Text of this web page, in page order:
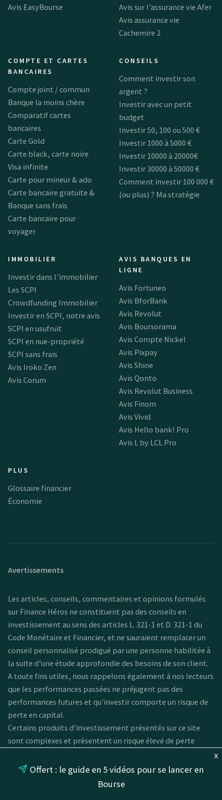
x
Offert : le guide en 5 vidéos pour se lancer en
Bourse
Avis EasyBourse
Avis sur l’assurance vie Afer
Avis assurance vie
Cachemire 2
COMPTE ET CARTES
BANCAIRES
Compte joint / commun
Banque la moins chère
Comparatif cartes
bancaires
Carte Gold
Carte black, carte noire
Visa infinite
Carte pour mineur & ado
Carte bancaire gratuite &
Banque sans frais
Carte bancaire pour
voyager
CONSEILS
Comment investir son
argent ?
Investir avec un petit
budget
Investir 50, 100 ou 500 €
Investir 1000 à 5000 €
Investir 10000 à 20000€
Investir 30000 à 50000 €
Comment investir 100 000 €
(ou plus) ? Ma stratégie
IMMOBILIER
Investir dans l’immobilier
Les SCPI
Crowdfunding Immobilier
Investir en SCPI, notre avis
SCPI en usufruit
SCPI en nue-propriété
SCPI sans frais
Avis Iroko Zen
Avis Corum
AVIS BANQUES EN
LIGNE
Avis Fortuneo
Avis BforBank
Avis Revolut
Avis Boursorama
Avis Compte Nickel
Avis Pixpay
Avis Shine
Avis Qonto
Avis Revolut Business
Avis Finom
Avis Vivid
Avis Hello bank! Pro
Avis L by LCL Pro
PLUS
Glossaire financier
Économie
Avertissements
Les articles, conseils, commentaires et opinions formulés
sur Finance Héros ne constituent pas des conseils en
investissement au sens des articles L. 321-1 et D. 321-1 du
Code Monétaire et Financier, et ne sauraient remplacer un
conseil personnalisé prodigué par une personne habilitée à
la suite d’une étude approfondie des besoins de son client.
A toute fins utiles, nous rappelons également à nos lecteurs
que les performances passées ne préjugent pas des
performances futures et qu'investir comporte un risque de
perte en capital.
Certains produits d'investissement présentés sur ce site
sont complexes et présentent un risque élevé de perte
particulier le cas de CFD. Entre 74 et 89 % des comptes de
clients de détail perdent de l'argent lors de la négociation